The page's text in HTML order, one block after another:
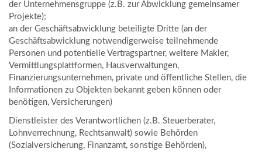
der Unternehmensgruppe (z.B. zur Abwicklung gemeinsamer
Projekte);
an der Geschäftsabwicklung beteiligte Dritte (an der
Geschäftsabwicklung notwendigerweise teilnehmende
Personen und potentielle Vertragspartner, weitere Makler,
Vermittlungsplattformen, Hausverwaltungen,
Finanzierungsunternehmen, private und öffentliche Stellen, die
Informationen zu Objekten bekannt geben können oder
benötigen, Versicherungen)
Dienstleister des Verantwortlichen (z.B. Steuerberater,
Lohnverrechnung, Rechtsanwalt) sowie Behörden
(Sozialversicherung, Finanzamt, sonstige Behörden),